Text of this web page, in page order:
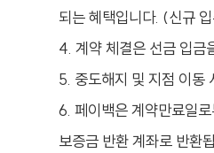
되는 혜택입니다. (신규
4. 계약 체결은 선금 입금
5. 중도해지 및 지점 이동
6. 페이백은 계약만료일
보증금 반환 계좌로 반환